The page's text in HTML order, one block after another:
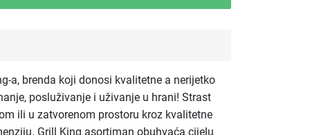
a, brenda koji donosi kvalitetne a nerijetko
posluživanje i uživanje u hrani! Strast
ili u zatvorenom prostoru kroz kvalitetne
Grill King asortiman obuhvaća cijelu